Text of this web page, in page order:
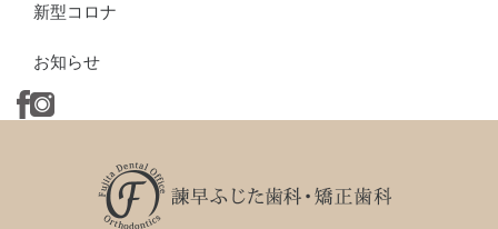
新型コロナ
お知らせ